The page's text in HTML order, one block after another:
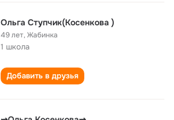
Ольга Ступчик(Косенкова )
49 лет,Жабинка
1 школа
Добавить в друзья